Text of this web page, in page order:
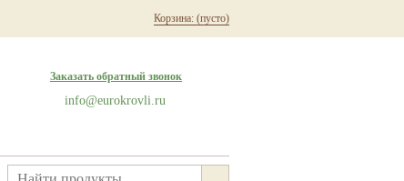
Корзина: (пусто)
Заказать обратный звонок
info@eurokrovli.ru